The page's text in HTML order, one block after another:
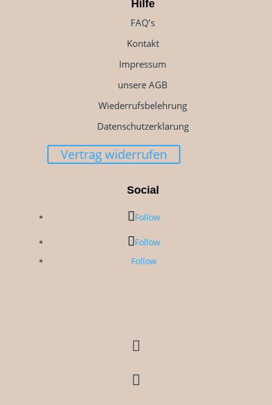
Hilfe
FAQ’s
Kontakt
Impressum
unsere AGB
Wiederrufsbelehrung
Datenschutzerklarung
Vertrag widerrufen
Social
Follow
Follow
Follow

